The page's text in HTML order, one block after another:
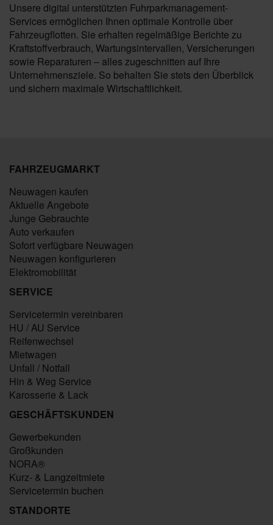
Unsere digital unterstützten Fuhrparkmanagement-
Services ermöglichen Ihnen optimale Kontrolle über
Fahrzeugflotten. Sie erhalten regelmäßige Berichte zu
Kraftstoffverbrauch, Wartungsintervallen, Versicherungen
sowie Reparaturen – alles zugeschnitten auf Ihre
Unternehmensziele. So behalten Sie stets den Überblick
und sichern maximale Wirtschaftlichkeit.
FAHRZEUGMARKT
Neuwagen kaufen
Aktuelle Angebote
Junge Gebrauchte
Auto verkaufen
Sofort verfügbare Neuwagen
Neuwagen konfigurieren
Elektromobilität
SERVICE
Servicetermin vereinbaren
HU / AU Service
Reifenwechsel
Mietwagen
Unfall / Notfall
Hin & Weg Service
Karosserie & Lack
GESCHÄFTSKUNDEN
Gewerbekunden
Großkunden
NORA®
Kurz- & Langzeitmiete
Servicetermin buchen
STANDORTE